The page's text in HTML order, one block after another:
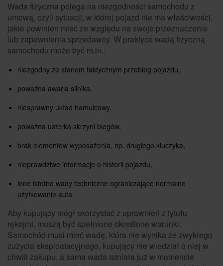
Wada fizyczna polega na niezgodności samochodu z
umową, czyli sytuacji, w której pojazd nie ma właściwości,
jakie powinien mieć ze względu na swoje przeznaczenie
lub zapewnienia sprzedawcy. W praktyce wadą fizyczną
samochodu może być m.in.:
niezgodny ze stanem faktycznym przebieg pojazdu,
poważna awaria silnika,
niesprawny układ hamulcowy,
poważna usterka skrzyni biegów,
brak elementów wyposażenia, np. drugiego kluczyka,
nieprawdziwe informacje o historii pojazdu,
inne istotne wady techniczne ograniczające normalne
użytkowanie auta.
Aby kupujący mógł skorzystać z uprawnień z tytułu
rękojmi, muszą być spełnione określone warunki.
Samochód musi mieć wadę, która nie wynika ze zwykłego
zużycia eksploatacyjnego, kupujący nie wiedział o niej w
chwili zakupu, a sama wada istniała już w momencie